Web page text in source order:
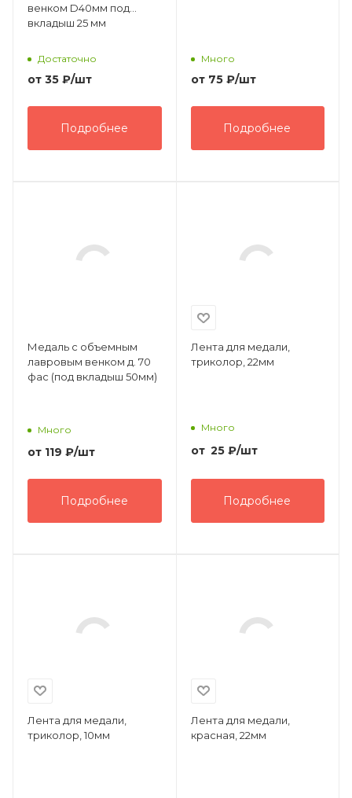
венком D40мм под
вкладыш 25 мм
Достаточно
от 35 ₽/шт
Подробнее
Много
от 75 ₽/шт
Подробнее
Медаль с объемным
лавровым венком д. 70
фас (под вкладыш 50мм)
Много
от 119 ₽/шт
Подробнее
Лента для медали,
триколор, 22мм
Много
от 25₽/шт
Подробнее
Лента для медали,
триколор, 10мм
Лента для медали,
красная, 22мм